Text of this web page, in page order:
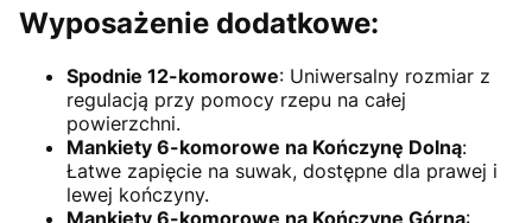
Wyposażenie dodatkowe:
Spodnie 12-komorowe: Uniwersalny rozmiar z
regulacją przy pomocy rzepu na całej
powierzchni.
Mankiety 6-komorowe na Kończynę Dolną:
Łatwe zapięcie na suwak, dostępne dla prawej i
lewej kończyny.
Mankiety 6-komorowe na Kończynę Górną: